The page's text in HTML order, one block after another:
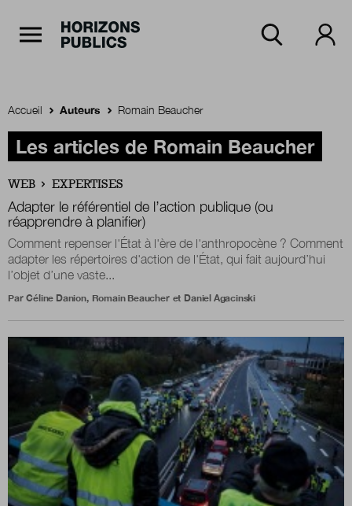
Accueil
Rubriques
Thèmes
Numéros
Boutique
Qui sommes-nous ?
Accueil Auteurs Romain Beaucher
Les articles de Romain Beaucher
WEB EXPERTISES
Adapter le référentiel de l’action publique (ou
réapprendre à planifier)
Comment repenser l'État à l'ère de l'anthropocène ? Comment
adapter les répertoires d'action de l'État, qui fait aujourd’hui
l’objet d’une vaste...
Par Céline Danion, Romain Beaucher et Daniel Agacinski